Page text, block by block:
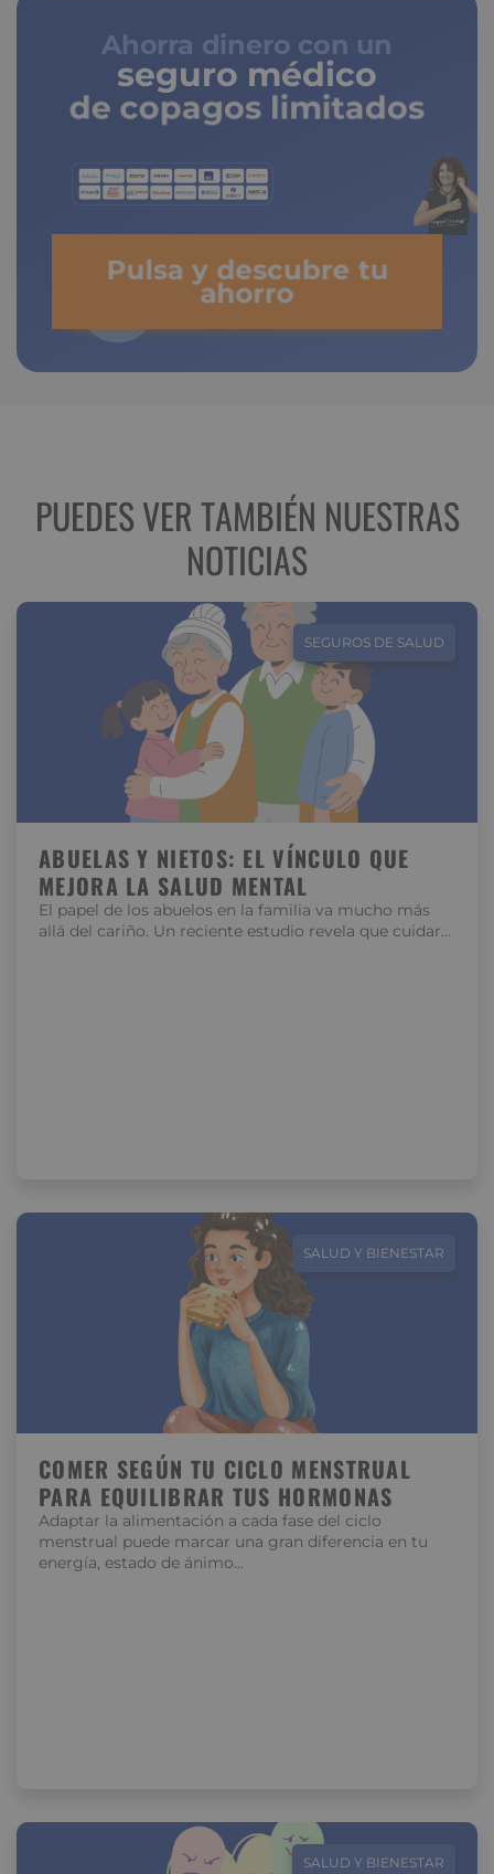
Ahorra dinero con un
seguro médico
de copagos limitados
Pulsa y descubre tu
ahorro
PUEDES VER TAMBIÉN NUESTRAS
NOTICIAS
SEGUROS DE SALUD
ABUELAS Y NIETOS: EL VÍNCULO QUE
MEJORA LA SALUD MENTAL
El papel de los abuelos en la familia va mucho más
allá del cariño. Un reciente estudio revela que cuidar…
SALUD Y BIENESTAR
COMER SEGÚN TU CICLO MENSTRUAL
PARA EQUILIBRAR TUS HORMONAS
Adaptar la alimentación a cada fase del ciclo
menstrual puede marcar una gran diferencia en tu
energía, estado de ánimo…
SALUD Y BIENESTAR